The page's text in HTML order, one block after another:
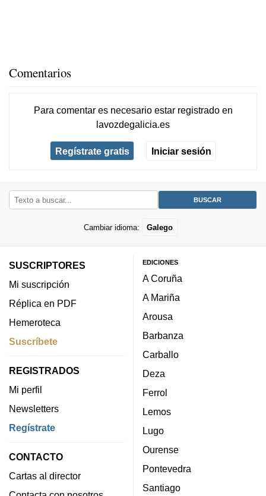
Comentarios
Para comentar es necesario estar registradoen
lavozdegalicia.es
Regístrate gratis Iniciar sesión
Cambiar idioma: Galego
SUSCRIPTORES
Mi suscripción
Réplica en PDF
Hemeroteca
Suscríbete
REGISTRADOS
Mi perfil
Newsletters
Regístrate
CONTACTO
Cartas al director
EDICIONES
A Coruña
A Mariña
Arousa
Barbanza
Carballo
Deza
Ferrol
Lemos
Lugo
Ourense
Pontevedra
Santiago